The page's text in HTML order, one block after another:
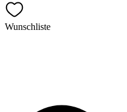
Wunschliste